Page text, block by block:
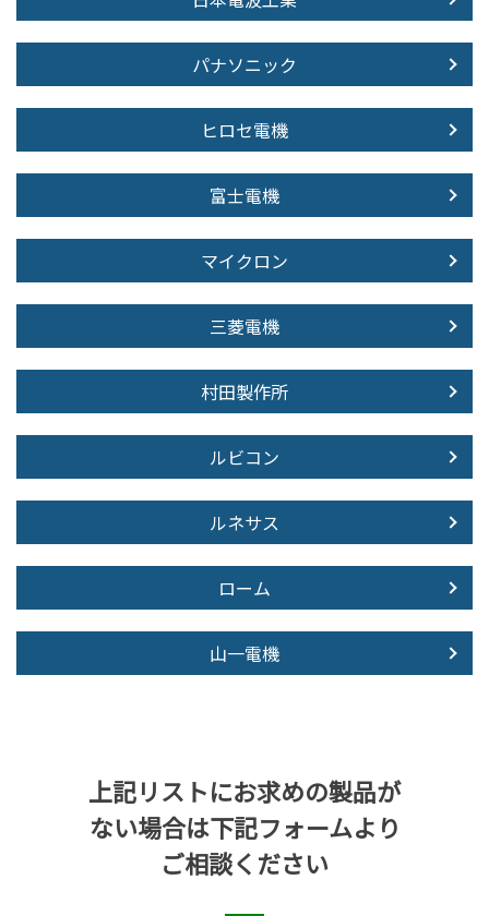
パナソニック
ヒロセ電機
富士電機
マイクロン
三菱電機
村田製作所
ルビコン
ルネサス
ローム
山一電機
上記リストにお求めの製品が
ない場合は下記フォームより
ご相談ください